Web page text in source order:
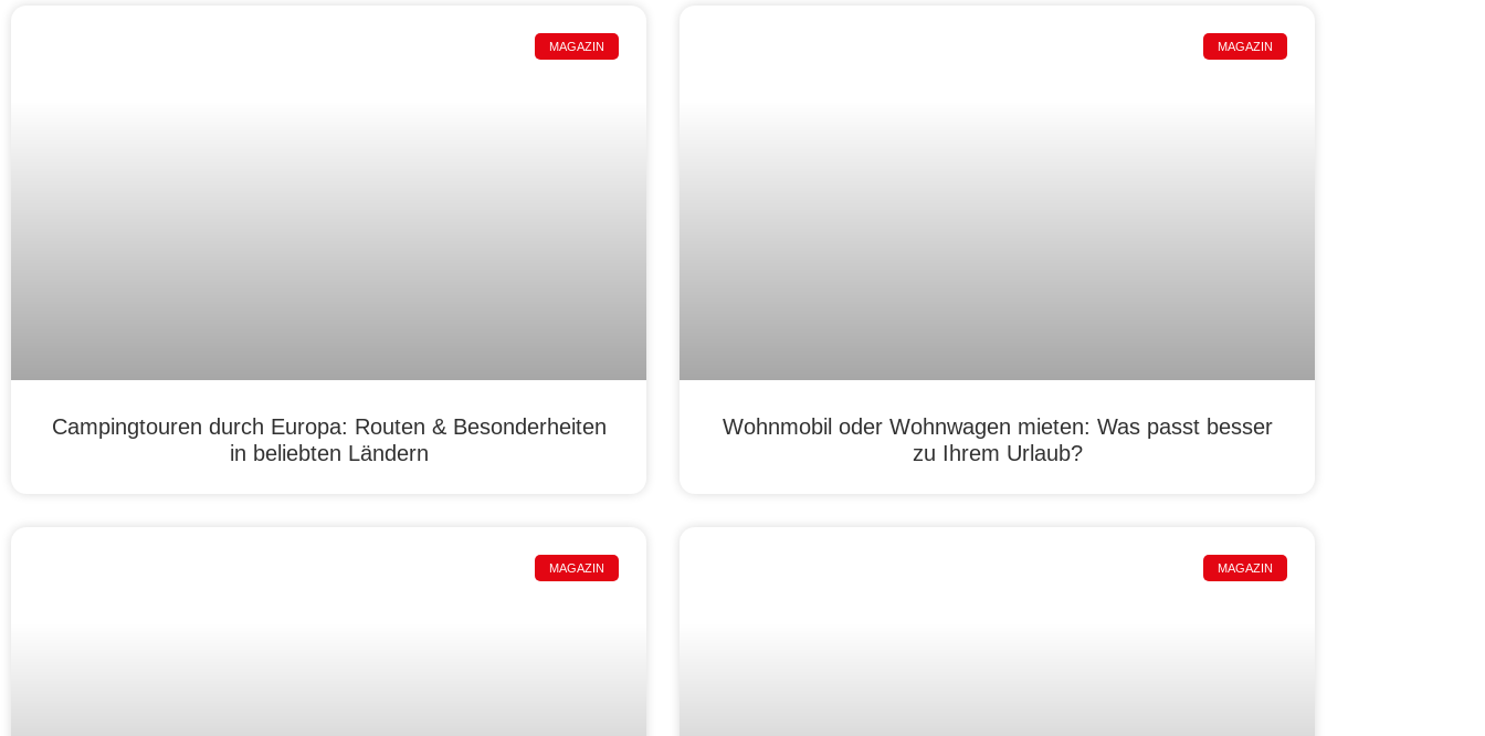
MAGAZIN
Campingtouren durch Europa: Routen & Besonderheiten
in beliebten Ländern
MAGAZIN
Wohnmobil oder Wohnwagen mieten: Was passt besser
zu Ihrem Urlaub?
MAGAZIN MAGAZIN